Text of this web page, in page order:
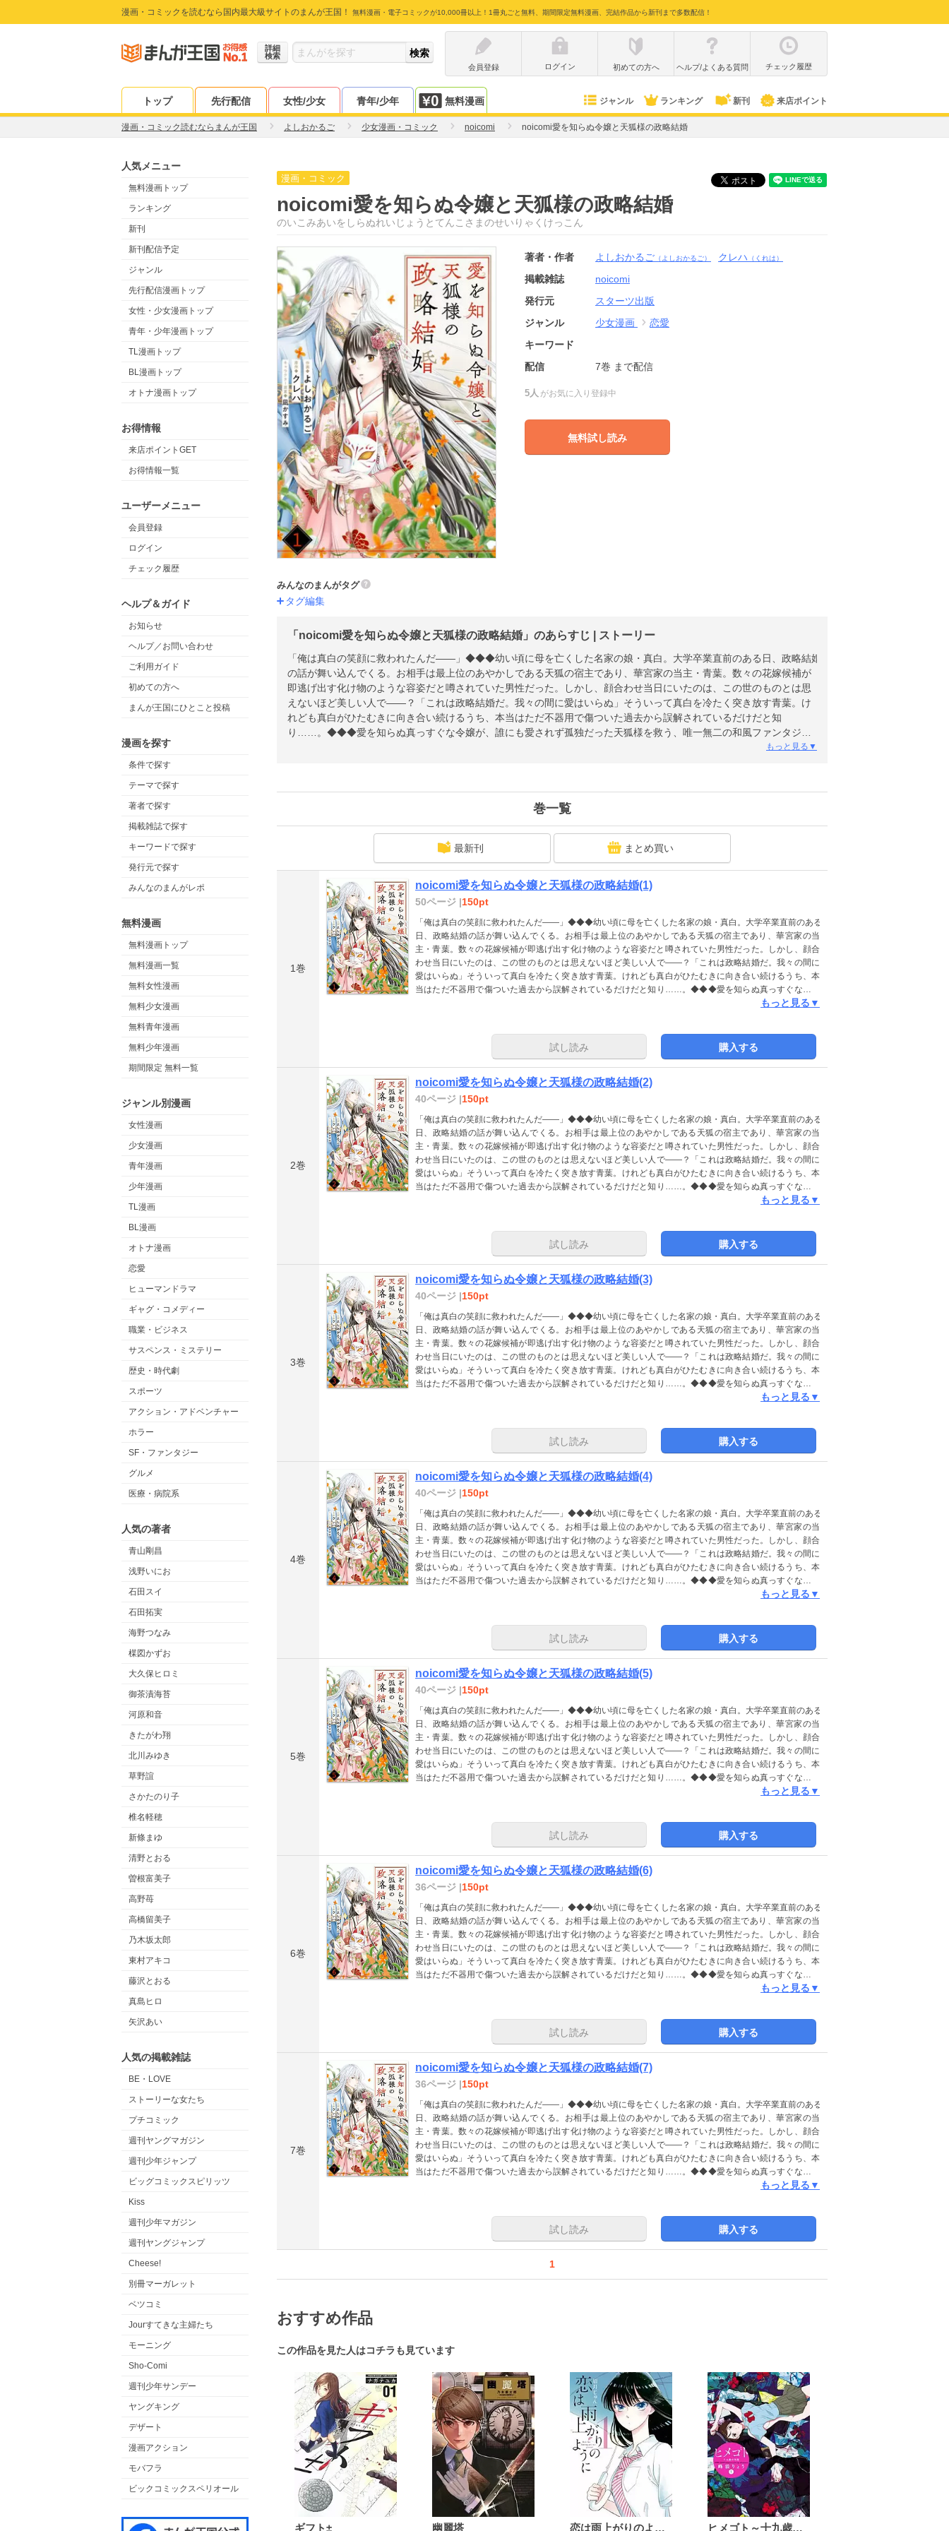
漫画・コミックを読むなら国内最大級サイトのまんが王国！ 無料漫画・電子コミックが10,000冊以上！1冊丸ごと無料、期間限定無料漫画、完結作品から新刊まで多数配信！
詳細
検索
会員登録
ログイン 初めての方へ ヘルプ/よくある質問 チェック履歴
トップ 先行配信 女性/少女 青年/少年 無料漫画 ジャンル ランキング 新刊 来店ポイント
漫画・コミック読むならまんが王国 よしおかるご 少女漫画・コミック noicomi noicomi愛を知らぬ令嬢と天狐様の政略結婚
人気メニュー
無料漫画トップ
ランキング
新刊
新刊配信予定
ジャンル
先行配信漫画トップ
女性・少女漫画トップ
青年・少年漫画トップ
TL漫画トップ
BL漫画トップ
オトナ漫画トップ
お得情報
来店ポイントGET
お得情報一覧
ユーザーメニュー
会員登録
ログイン
チェック履歴
ヘルプ＆ガイド
お知らせ
ヘルプ／お問い合わせ
ご利用ガイド
初めての方へ
まんが王国にひとこと投稿
漫画を探す
条件で探す
テーマで探す
著者で探す
掲載雑誌で探す
キーワードで探す
発行元で探す
みんなのまんがレポ
無料漫画
無料漫画トップ
無料漫画一覧
無料女性漫画
無料少女漫画
無料青年漫画
無料少年漫画
期間限定 無料一覧
ジャンル別漫画
女性漫画
少女漫画
青年漫画
少年漫画
TL漫画
BL漫画
オトナ漫画
恋愛
ヒューマンドラマ
ギャグ・コメディー
職業・ビジネス
サスペンス・ミステリー
歴史・時代劇
スポーツ
アクション・アドベンチャー
ホラー
SF・ファンタジー
グルメ
医療・病院系
人気の著者
青山剛昌
浅野いにお
石田スイ
石田拓実
海野つなみ
楳図かずお
大久保ヒロミ
御茶漬海苔
河原和音
きたがわ翔
北川みゆき
草野誼
さかたのり子
椎名軽穂
新條まゆ
清野とおる
曽根富美子
高野苺
高橋留美子
乃木坂太郎
東村アキコ
藤沢とおる
真島ヒロ
矢沢あい
人気の掲載雑誌
BE・LOVE
ストーリーな女たち
プチコミック
週刊ヤングマガジン
週刊少年ジャンプ
ビッグコミックスピリッツ
Kiss
週刊少年マガジン
週刊ヤングジャンプ
Cheese!
別冊マーガレット
ベツコミ
Jourすてきな主婦たち
モーニング
Sho-Comi
週刊少年サンデー
ヤングキング
デザート
漫画アクション
モバフラ
ビックコミックスペリオール
漫画・コミック
noicomi愛を知らぬ令嬢と天狐様の政略結婚
のいこみあいをしらぬれいじょうとてんこさまのせいりゃくけっこん
著者・作者 よしおかるご （よしおかるご） クレハ （くれは）
掲載雑誌
noicomi
発行元
スターツ出版
ジャンル
少女漫画
恋愛
キーワード
配信
7巻 まで配信
5人 がお気に入り登録中
無料試し読み
みんなのまんがタグ
タグ編集
「noicomi愛を知らぬ令嬢と天狐様の政略結婚」のあらすじ | ストーリー
「俺は真白の笑顔に救われたんだ――」◆◆◆幼い頃に母を亡くした名家の娘・真白。大学卒業直前のある日、政略結婚
の話が舞い込んでくる。お相手は最上位のあやかしである天狐の宿主であり、華宮家の当主・青葉。数々の花嫁候補が
即逃げ出す化け物のような容姿だと噂されていた男性だった。しかし、顔合わせ当日にいたのは、この世のものとは思
えないほど美しい人で――？「これは政略結婚だ。我々の間に愛はいらぬ」そういって真白を冷たく突き放す青葉。け
れども真白がひたむきに向き合い続けるうち、本当はただ不器用で傷ついた過去から誤解されているだけだと知
り……。◆◆◆愛を知らぬ真っすぐな令嬢が、誰にも愛されず孤独だった天狐様を救う、唯一無二の和風ファンタジー。
もっと見る▼
巻一覧
最新刊 まとめ買い
1巻
noicomi愛を知らぬ令嬢と天狐様の政略結婚(1)
50ページ |150pt
「俺は真白の笑顔に救われたんだ――」◆◆◆幼い頃に母を亡くした名家の娘・真白。大学卒業直前のある
日、政略結婚の話が舞い込んでくる。お相手は最上位のあやかしである天狐の宿主であり、華宮家の当
主・青葉。数々の花嫁候補が即逃げ出す化け物のような容姿だと噂されていた男性だった。しかし、顔合
わせ当日にいたのは、この世のものとは思えないほど美しい人で――？「これは政略結婚だ。我々の間に
愛はいらぬ」そういって真白を冷たく突き放す青葉。けれども真白がひたむきに向き合い続けるうち、本
当はただ不器用で傷ついた過去から誤解されているだけだと知り……。◆◆◆愛を知らぬ真っすぐな令嬢
が、誰にも愛されず孤独だった天狐様を救う、唯一無二の和風ファンタジー。(この作品は電子コミック誌
もっと見る▼
試し読み 購入する
2巻
noicomi愛を知らぬ令嬢と天狐様の政略結婚(2)
40ページ |150pt
「俺は真白の笑顔に救われたんだ――」◆◆◆幼い頃に母を亡くした名家の娘・真白。大学卒業直前のある
日、政略結婚の話が舞い込んでくる。お相手は最上位のあやかしである天狐の宿主であり、華宮家の当
主・青葉。数々の花嫁候補が即逃げ出す化け物のような容姿だと噂されていた男性だった。しかし、顔合
わせ当日にいたのは、この世のものとは思えないほど美しい人で――？「これは政略結婚だ。我々の間に
愛はいらぬ」そういって真白を冷たく突き放す青葉。けれども真白がひたむきに向き合い続けるうち、本
当はただ不器用で傷ついた過去から誤解されているだけだと知り……。◆◆◆愛を知らぬ真っすぐな令嬢
が、誰にも愛されず孤独だった天狐様を救う、唯一無二の和風ファンタジー。(この作品は電子コミック誌
もっと見る▼
試し読み 購入する
3巻
noicomi愛を知らぬ令嬢と天狐様の政略結婚(3)
40ページ |150pt
「俺は真白の笑顔に救われたんだ――」◆◆◆幼い頃に母を亡くした名家の娘・真白。大学卒業直前のある
日、政略結婚の話が舞い込んでくる。お相手は最上位のあやかしである天狐の宿主であり、華宮家の当
主・青葉。数々の花嫁候補が即逃げ出す化け物のような容姿だと噂されていた男性だった。しかし、顔合
わせ当日にいたのは、この世のものとは思えないほど美しい人で――？「これは政略結婚だ。我々の間に
愛はいらぬ」そういって真白を冷たく突き放す青葉。けれども真白がひたむきに向き合い続けるうち、本
当はただ不器用で傷ついた過去から誤解されているだけだと知り……。◆◆◆愛を知らぬ真っすぐな令嬢
が、誰にも愛されず孤独だった天狐様を救う、唯一無二の和風ファンタジー。(この作品は電子コミック誌
もっと見る▼
試し読み 購入する
4巻
noicomi愛を知らぬ令嬢と天狐様の政略結婚(4)
40ページ |150pt
「俺は真白の笑顔に救われたんだ――」◆◆◆幼い頃に母を亡くした名家の娘・真白。大学卒業直前のある
日、政略結婚の話が舞い込んでくる。お相手は最上位のあやかしである天狐の宿主であり、華宮家の当
主・青葉。数々の花嫁候補が即逃げ出す化け物のような容姿だと噂されていた男性だった。しかし、顔合
わせ当日にいたのは、この世のものとは思えないほど美しい人で――？「これは政略結婚だ。我々の間に
愛はいらぬ」そういって真白を冷たく突き放す青葉。けれども真白がひたむきに向き合い続けるうち、本
当はただ不器用で傷ついた過去から誤解されているだけだと知り……。◆◆◆愛を知らぬ真っすぐな令嬢
が、誰にも愛されず孤独だった天狐様を救う、唯一無二の和風ファンタジー。(この作品は電子コミック誌
もっと見る▼
試し読み 購入する
5巻
noicomi愛を知らぬ令嬢と天狐様の政略結婚(5)
40ページ |150pt
「俺は真白の笑顔に救われたんだ――」◆◆◆幼い頃に母を亡くした名家の娘・真白。大学卒業直前のある
日、政略結婚の話が舞い込んでくる。お相手は最上位のあやかしである天狐の宿主であり、華宮家の当
主・青葉。数々の花嫁候補が即逃げ出す化け物のような容姿だと噂されていた男性だった。しかし、顔合
わせ当日にいたのは、この世のものとは思えないほど美しい人で――？「これは政略結婚だ。我々の間に
愛はいらぬ」そういって真白を冷たく突き放す青葉。けれども真白がひたむきに向き合い続けるうち、本
当はただ不器用で傷ついた過去から誤解されているだけだと知り……。◆◆◆愛を知らぬ真っすぐな令嬢
が、誰にも愛されず孤独だった天狐様を救う、唯一無二の和風ファンタジー。(この作品は電子コミック誌
もっと見る▼
試し読み 購入する
6巻
noicomi愛を知らぬ令嬢と天狐様の政略結婚(6)
36ページ |150pt
「俺は真白の笑顔に救われたんだ――」◆◆◆幼い頃に母を亡くした名家の娘・真白。大学卒業直前のある
日、政略結婚の話が舞い込んでくる。お相手は最上位のあやかしである天狐の宿主であり、華宮家の当
主・青葉。数々の花嫁候補が即逃げ出す化け物のような容姿だと噂されていた男性だった。しかし、顔合
わせ当日にいたのは、この世のものとは思えないほど美しい人で――？「これは政略結婚だ。我々の間に
愛はいらぬ」そういって真白を冷たく突き放す青葉。けれども真白がひたむきに向き合い続けるうち、本
当はただ不器用で傷ついた過去から誤解されているだけだと知り……。◆◆◆愛を知らぬ真っすぐな令嬢
が、誰にも愛されず孤独だった天狐様を救う、唯一無二の和風ファンタジー。(この作品は電子コミック誌
もっと見る▼
試し読み 購入する
7巻
noicomi愛を知らぬ令嬢と天狐様の政略結婚(7)
36ページ |150pt
「俺は真白の笑顔に救われたんだ――」◆◆◆幼い頃に母を亡くした名家の娘・真白。大学卒業直前のある
日、政略結婚の話が舞い込んでくる。お相手は最上位のあやかしである天狐の宿主であり、華宮家の当
主・青葉。数々の花嫁候補が即逃げ出す化け物のような容姿だと噂されていた男性だった。しかし、顔合
わせ当日にいたのは、この世のものとは思えないほど美しい人で――？「これは政略結婚だ。我々の間に
愛はいらぬ」そういって真白を冷たく突き放す青葉。けれども真白がひたむきに向き合い続けるうち、本
当はただ不器用で傷ついた過去から誤解されているだけだと知り……。◆◆◆愛を知らぬ真っすぐな令嬢
が、誰にも愛されず孤独だった天狐様を救う、唯一無二の和風ファンタジー。(この作品は電子コミック誌
もっと見る▼
試し読み 購入する
1
おすすめ作品
この作品を見た人はコチラも見ています
ギフト± 幽麗塔 恋は雨上がりのように ヒメゴト～十九歳の制服～